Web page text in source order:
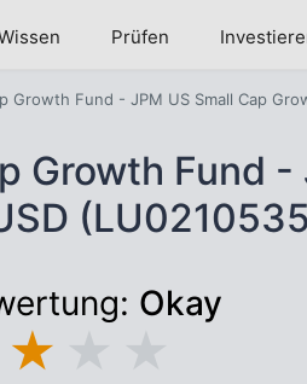
Prüfen
Growth Fund - JPM US Small Cap
Growth Fund -
Okay
★